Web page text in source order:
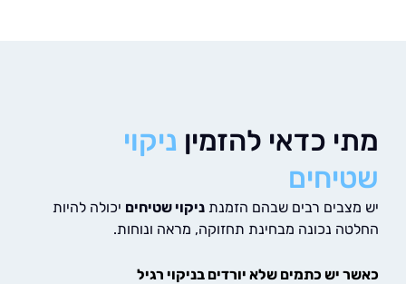
כדאי להזמיןניקוי
רבים שבהם הזמנתניקוי שטיחיםיכולה להיות
נכונה מבחינת תחזוקה, מראה ונוחות.
יש כתמים שלא יורדים בניקוי רגיל